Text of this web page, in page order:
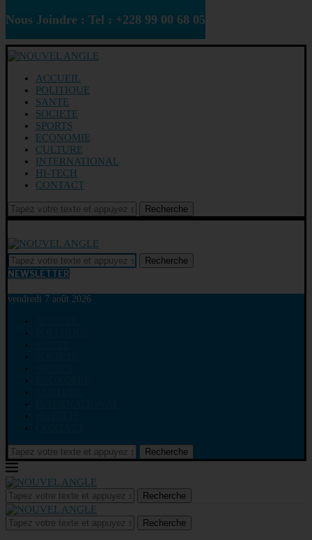
Nous Joindre : Tel : +228 99 00 68 05
ACCUEIL
POLITIQUE
SANTE
SOCIETE
SPORTS
ECONOMIE
CULTURE
INTERNATIONAL
HI-TECH
CONTACT
Recherche
Recherche
NEWSLETTER
vendredi 7 août 2026
Recherche
Recherche
Recherche